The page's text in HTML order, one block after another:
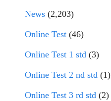
News (2,203)
Online Test (46)
Online Test 1 std (3)
Online Test 2 nd std (1)
Online Test 3 rd std (2)